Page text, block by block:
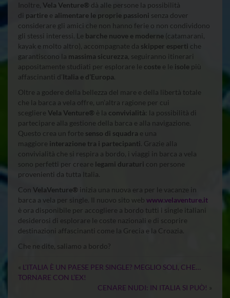
Inoltre, Vela Venture® dà alle persone la possibilità
di partire e alimentare le proprie passioni senza dover
considerare gli amici che non hanno ferie o non condividono
gli stessi interessi. Le barche nuove e moderne (catamarani,
kayak e molto altro), accompagnate da skipper esperti che
garantiscono la massima sicurezza , seguiranno itinerari
appositamente studiati per esplorare le coste e le isole più
affascinanti d’Italia e d’Europa
Oltre a godere della bellezza del mare e della libertà totale
che la barca a vela offre, un’altra ragione per cui
scegliere Vela Venture® è la convivialità: la possibilità di
partecipare alla gestione della barca e alla navigazione.
Questo crea un forte senso di squadra e una
maggiore interazione tra i partecipanti . Grazie alla
convivialità che si respira a bordo, i viaggi in barca a vela
sono perfetti per creare legami duraturi con persone
provenienti da tutta Italia.
Con VelaVenture® inizia una nuova era per le vacanze in
barca a vela per single. Il nuovo sito web www.velaventure.it
è ora disponibile per accogliere a bordo tutti i single italiani
desiderosi di esplorare le coste nazionali e di scoprire
destinazioni affascinanti come la Grecia e la Croazia.
Che ne dite, saliamo a bordo?
« L’ITALIA È UN PAESE PER SINGLE? MEGLIO SOLI, CHE…
TORNARE CON L’EX!
CENARE NUDI: IN ITALIA SI PUÒ! »